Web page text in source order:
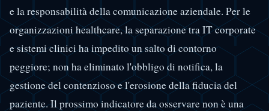
e la responsabilità della comunicazione aziendale. Per le
organizzazioni healthcare, la separazione tra IT corporate
e sistemi clinici ha impedito un salto di contorno
peggiore; non ha eliminato l'obbligo di notifica, la
gestione del contenzioso e l'erosione della fiducia del
paziente. Il prossimo indicatore da osservare non è una